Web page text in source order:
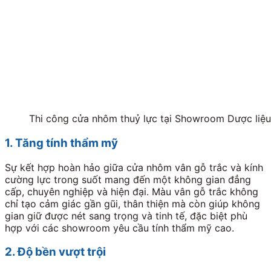
Thi công cửa nhôm thuỷ lực tại Showroom Dược
1. Tăng tính thẩm mỹ
Sự kết hợp hoàn hảo giữa cửa nhôm vân gỗ trắc và kính
cường lực trong suốt mang đến một không gian đẳng
cấp, chuyên nghiệp và hiện đại. Màu vân gỗ trắc không
chỉ tạo cảm giác gần gũi, thân thiện mà còn giúp không
gian giữ được nét sang trọng và tinh tế, đặc biệt phù
hợp với các showroom yêu cầu tính thẩm mỹ cao.
2. Độ bền vượt trội